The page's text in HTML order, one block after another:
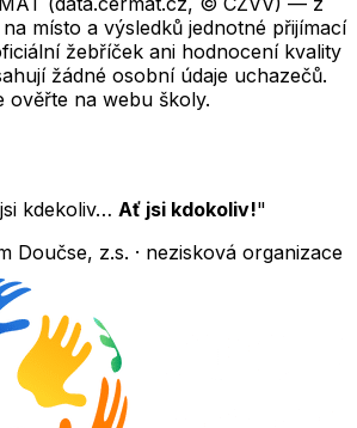
místo a výsledků jednotné přijímací
žebříček ani hodnocení kvality
žádné osobní údaje uchazečů.
ověřte na webu školy.
kdekoliv… Ať jsi kdokoliv!"
Doučse, z.s. · nezisková organizace